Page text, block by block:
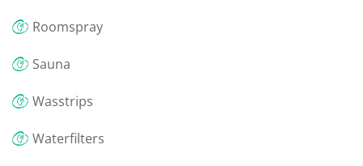
Roomspray
Sauna
Wasstrips
Waterfilters